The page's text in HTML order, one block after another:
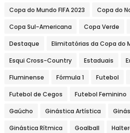
Copa do Mundo FIFA 2023 Copa do
Copa Sul-Americana Copa Verde
Destaque Elimitatórias da Copa do
Esqui Cross-Country Estaduais
Fluminense Fórmula 1 Futebol
Futebol de Cegos Futebol Feminino
Gaúcho Ginástica Artística
Ginástica Rítmica Goalball